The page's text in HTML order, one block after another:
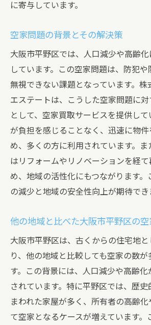
査定から契約までのステップ
必要な書類と手続きの流れ
契約後のフォローアップ
お客様の声と体験談
株式会社リバイザーエステート
買取の利点を解説
市場価格を反映した公正な
売主にとってのメリットとは
迅速な現金化の魅力
法律や税務に関するサポー
良質なサービスの提供方法
空家問題を解決するための大阪
取サービスの重要性
空家が地域に与える影響
買取サービスの社会的意義
地域経済の活性化に寄与す
安心して依頼できるサービ
に寄与しています。
空家問題の背景とその解決策
大阪市平野区では、人口減少や高齢
しています。この空家問題は、防犯
無視できない課題となっています。株
エステートは、こうした空家問題に
として、空家買取サービスを提供して
が負担を感じることなく、迅速に物
め、多くの方に利用されています。
はリフォームやリノベーションを経
め、地域の活性化にもつながります。
の減少と地域の安全性向上が期待でき
他の地域と比べた大阪市平野区の
大阪市平野区は、古くからの住宅地
り、他の地域と比較しても空家の数
す。この背景には、人口減少や高齢化
されています。特に平野区では、歴
まわれた家屋が多く、所有者の高齢
て空家となるケースが増えています。